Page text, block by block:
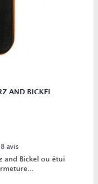
AND BICKEL
8 avis
and Bickel ou étui